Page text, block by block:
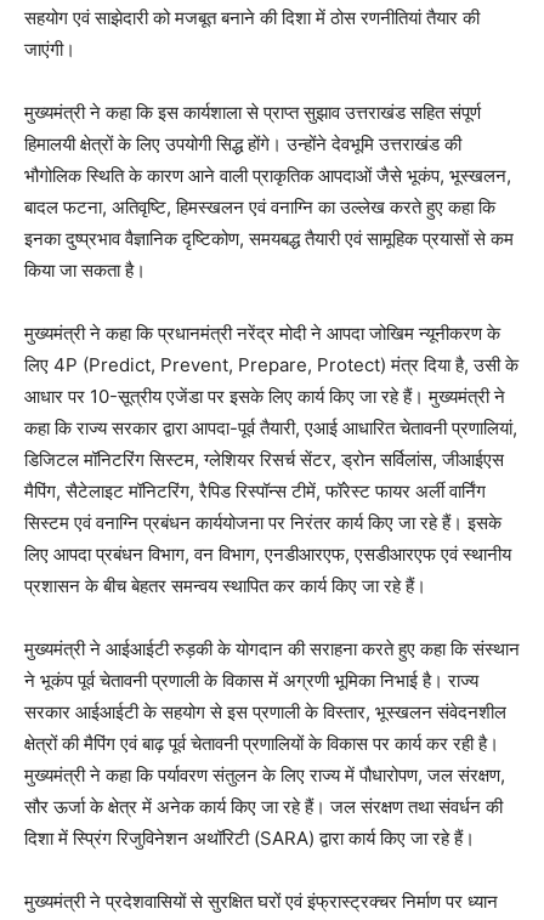
सहयोग एवं साझेदारी को मजबूत बनाने की दिशा में ठोस रणनीतियां तैयार की
जाएंगी।
मुख्यमंत्री ने कहा कि इस कार्यशाला से प्राप्त सुझाव उत्तराखंड सहित संपूर्ण
हिमालयी क्षेत्रों के लिए उपयोगी सिद्ध होंगे। उन्होंने देवभूमि उत्तराखंड की
भौगोलिक स्थिति के कारण आने वाली प्राकृतिक आपदाओं जैसे भूकंप, भूस्खलन,
बादल फटना, अतिवृष्टि, हिमस्खलन एवं वनाग्नि का उल्लेख करते हुए कहा कि
इनका दुष्प्रभाव वैज्ञानिक दृष्टिकोण, समयबद्ध तैयारी एवं सामूहिक प्रयासों से कम
किया जा सकता है।
मुख्यमंत्री ने कहा कि प्रधानमंत्री नरेंद्र मोदी ने आपदा जोखिम न्यूनीकरण के
लिए 4P (Predict, Prevent, Prepare, Protect) मंत्र दिया है, उसी के
आधार पर 10-सूत्रीय एजेंडा पर इसके लिए कार्य किए जा रहे हैं। मुख्यमंत्री ने
कहा कि राज्य सरकार द्वारा आपदा-पूर्व तैयारी, एआई आधारित चेतावनी प्रणालियां,
डिजिटल मॉनिटरिंग सिस्टम, ग्लेशियर रिसर्च सेंटर, ड्रोन सर्विलांस, जीआईएस
मैपिंग, सैटेलाइट मॉनिटरिंग, रैपिड रिस्पॉन्स टीमें, फॉरेस्ट फायर अर्ली वार्निंग
सिस्टम एवं वनाग्नि प्रबंधन कार्ययोजना पर निरंतर कार्य किए जा रहे हैं। इसके
लिए आपदा प्रबंधन विभाग, वन विभाग, एनडीआरएफ, एसडीआरएफ एवं स्थानीय
प्रशासन के बीच बेहतर समन्वय स्थापित कर कार्य किए जा रहे हैं।
मुख्यमंत्री ने आईआईटी रुड़की के योगदान की सराहना करते हुए कहा कि संस्थान
ने भूकंप पूर्व चेतावनी प्रणाली के विकास में अग्रणी भूमिका निभाई है। राज्य
सरकार आईआईटी के सहयोग से इस प्रणाली के विस्तार, भूस्खलन संवेदनशील
क्षेत्रों की मैपिंग एवं बाढ़ पूर्व चेतावनी प्रणालियों के विकास पर कार्य कर रही है।
मुख्यमंत्री ने कहा कि पर्यावरण संतुलन के लिए राज्य में पौधारोपण, जल संरक्षण,
सौर ऊर्जा के क्षेत्र में अनेक कार्य किए जा रहे हैं। जल संरक्षण तथा संवर्धन की
दिशा में स्प्रिंग रिजुविनेशन अथॉरिटी (SARA) द्वारा कार्य किए जा रहे हैं।
मुख्यमंत्री ने प्रदेशवासियों से सुरक्षित घरों एवं इंफ्रास्ट्रक्चर निर्माण पर ध्यान